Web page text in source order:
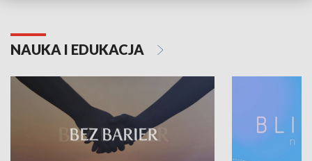
NAUKA I EDUKACJA